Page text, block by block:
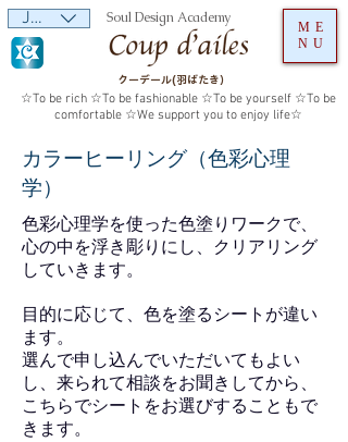
クーデール(羽ばたき）
☆To be rich ☆To be fashionable ☆To be yourself ☆To be
comfortable ☆We support you to enjoy life☆
ME
NU
JPY (¥) Soul Design Academy
カラーヒーリング（色彩心理
学）
色彩心理学を使った色塗りワークで、
心の中を浮き彫りにし、クリアリング
していきます。
目的に応じて、色を塗るシートが違い
ます。
選んで申し込んでいただいてもよい
し、来られて相談をお聞きしてから、
こちらでシートをお選びすることもで
きます。